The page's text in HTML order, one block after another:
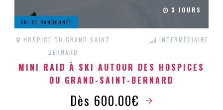
3 JOURS
SKI DE RANDONNÉE
HOSPICE DU GRAND SAINT
BERNARD
INTERMÉDIAIRE
MINI RAID À SKI AUTOUR DES HOSPICES
DU GRAND-SAINT-BERNARD
Dès 600.00€